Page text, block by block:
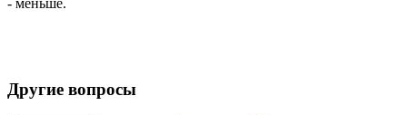
- меньше.
Другие вопросы